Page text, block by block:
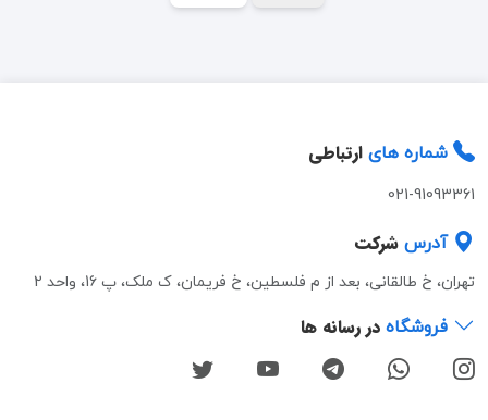
شماره های ارتباطی
021-91093361
آدرس شرکت
تهران، خ طالقانی، بعد از م فلسطین، خ فریمان، ک ملک، پ 16، واحد 2
فروشگاه در رسانه ها